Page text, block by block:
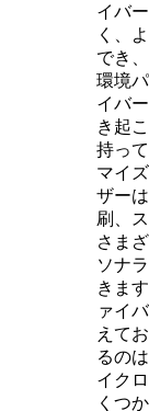
イバ
く、
でき
環境
イバ
き起
持っ
マイ
ザー
刷、
さま
ソナ
きま
ァイ
えて
るの
イク
くつ